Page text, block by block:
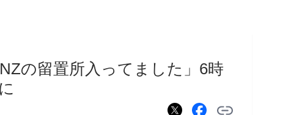
の留置所入ってました」6時